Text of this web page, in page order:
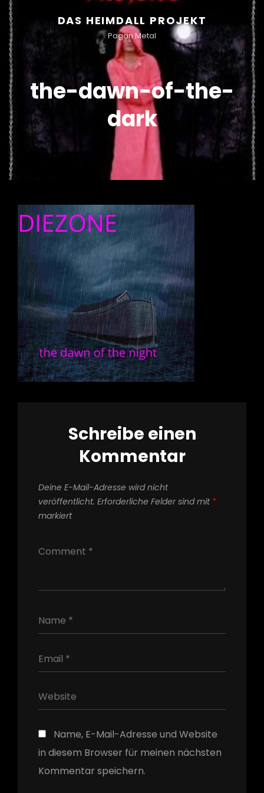
DAS HEIMDALL PROJEKT
Pagan Metal
the-dawn-of-the-
dark
Schreibe einen
Kommentar
Deine E-Mail-Adresse wird nicht
veröffentlicht. Erforderliche Felder sind mit *
markiert
Name, E-Mail-Adresse und Website
in diesem Browser für meinen nächsten
Kommentar speichern.